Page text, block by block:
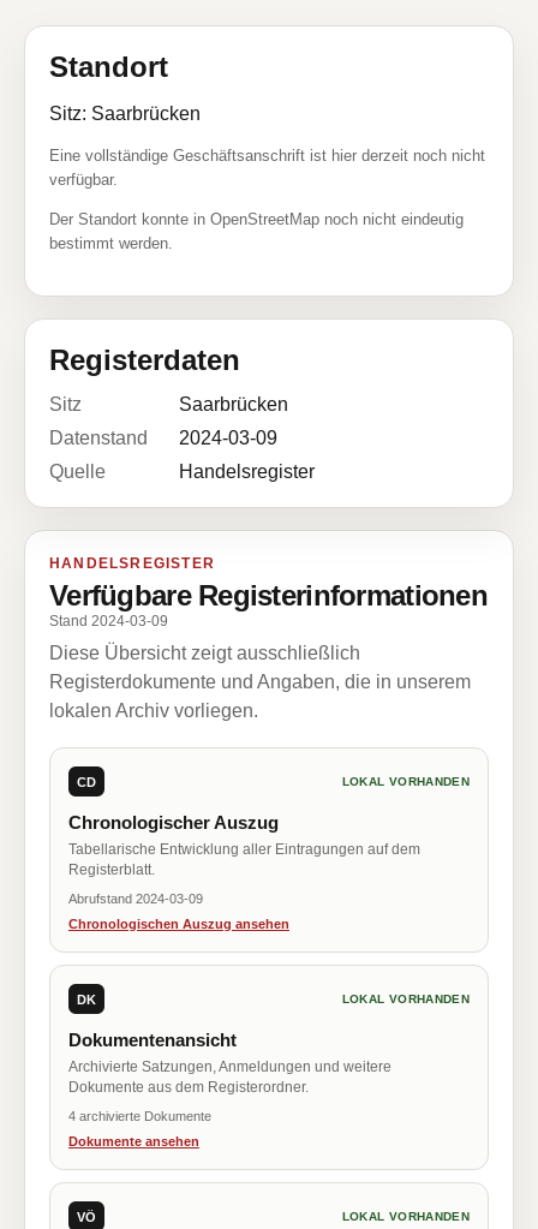
Standort
Sitz: Saarbrücken
Eine vollständige Geschäftsanschrift ist hier derzeit noch nicht
verfügbar.
Der Standort konnte in OpenStreetMap noch nicht eindeutig
bestimmt werden.
Registerdaten
Sitz
Saarbrücken
Datenstand
2024-03-09
Quelle
Handelsregister
HANDELSREGISTER
Verfügbare Registerinformationen
Stand 2024-03-09
Diese Übersicht zeigt ausschließlich
Registerdokumente und Angaben, die in unserem
lokalen Archiv vorliegen.
CD LOKAL VORHANDEN
Chronologischer Auszug
Tabellarische Entwicklung aller Eintragungen auf dem
Registerblatt.
Abrufstand 2024-03-09
Chronologischen Auszug ansehen
DK LOKAL VORHANDEN
Dokumentenansicht
Archivierte Satzungen, Anmeldungen und weitere
Dokumente aus dem Registerordner.
4 archivierte Dokumente
Dokumente ansehen
VÖ LOKAL VORHANDEN